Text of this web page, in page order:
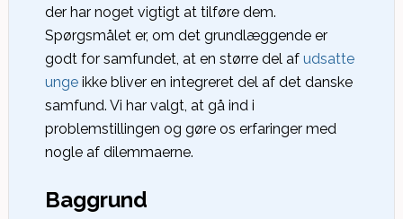
der har noget vigtigt at tilføre dem.
Spørgsmålet er, om det grundlæggende er
godt for samfundet, at en større del af udsatte
ungeikke bliver en integreret del af det danske
samfund. Vi har valgt, at gå ind i
problemstillingen og gøre os erfaringer med
nogle af dilemmaerne.
Baggrund